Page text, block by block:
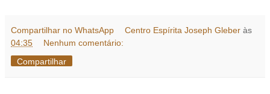
Compartilhar no WhatsApp Centro Espírita Joseph Gleber às
04:35
Nenhum comentário:
Compartilhar